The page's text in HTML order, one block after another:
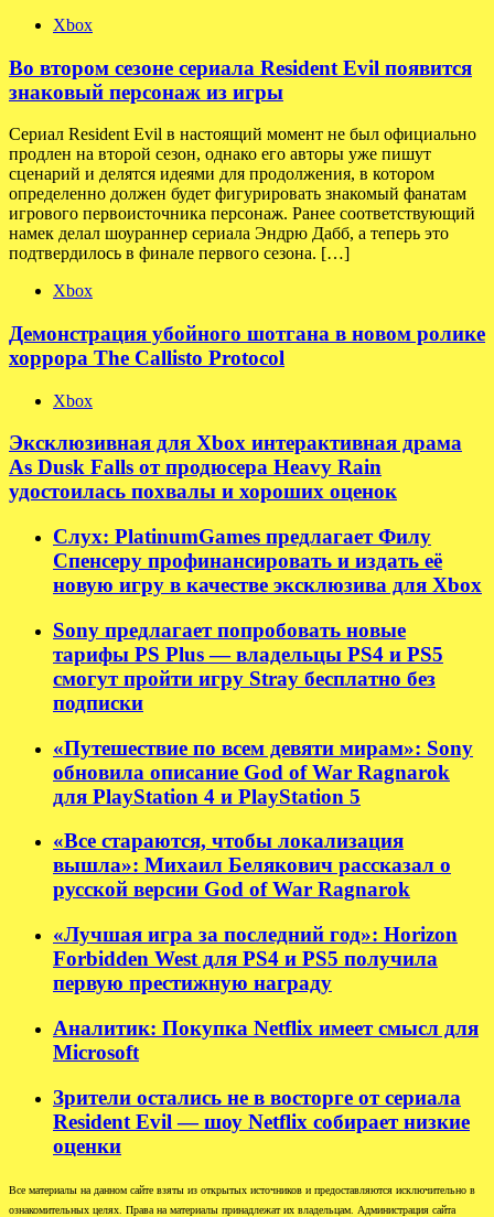
Xbox
Во втором сезоне сериала Resident Evil появится
знаковый персонаж из игры
Сериал Resident Evil в настоящий момент не был официально
продлен на второй сезон, однако его авторы уже пишут
сценарий и делятся идеями для продолжения, в котором
определенно должен будет фигурировать знакомый фанатам
игрового первоисточника персонаж. Ранее соответствующий
намек делал шоураннер сериала Эндрю Дабб, а теперь это
подтвердилось в финале первого сезона. […]
Xbox
Демонстрация убойного шотгана в новом ролике
хоррора The Callisto Protocol
Xbox
Эксклюзивная для Xbox интерактивная драма
As Dusk Falls от продюсера Heavy Rain
удостоилась похвалы и хороших оценок
Слух: PlatinumGames предлагает Филу
Спенсеру профинансировать и издать её
новую игру в качестве эксклюзива для Xbox
Sony предлагает попробовать новые
тарифы PS Plus — владельцы PS4 и PS5
смогут пройти игру Stray бесплатно без
подписки
«Путешествие по всем девяти мирам»: Sony
обновила описание God of War Ragnarok
для PlayStation 4 и PlayStation 5
«Все стараются, чтобы локализация
вышла»: Михаил Белякович рассказал о
русской версии God of War Ragnarok
«Лучшая игра за последний год»: Horizon
Forbidden West для PS4 и PS5 получила
первую престижную награду
Аналитик: Покупка Netflix имеет смысл для
Microsoft
Зрители остались не в восторге от сериала
Resident Evil — шоу Netflix собирает низкие
оценки
Все материалы на данном сайте взяты из открытых источников и предоставляются исключительно в
ознакомительных целях. Права на материалы принадлежат их владельцам. Администрация сайта